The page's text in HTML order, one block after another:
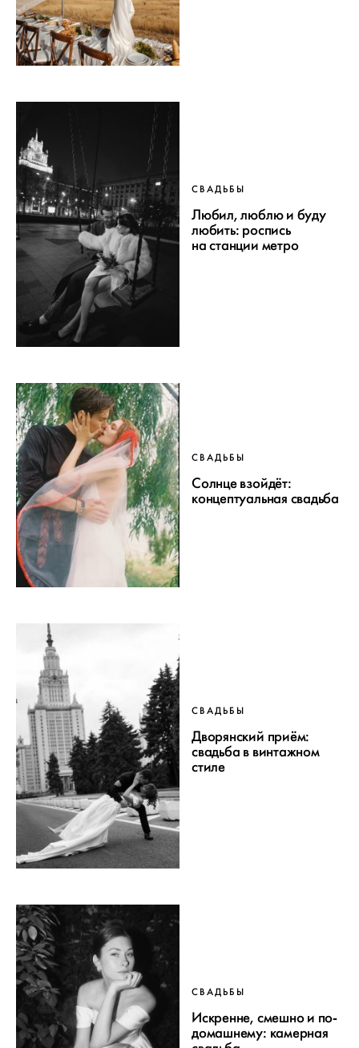
СВАДЬБЫ
Любил, люблю и буду
любить: роспись
на станции метро
СВАДЬБЫ
Солнце взойдёт:
концептуальная свадьба
СВАДЬБЫ
Дворянский приём:
свадьба в винтажном
стиле
СВАДЬБЫ
Искренне, смешно и по-
домашнему: камерная